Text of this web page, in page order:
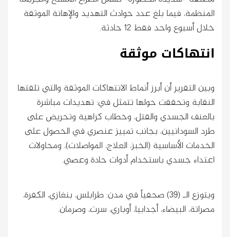
المنظمة، فيما بلغ عدد حوادث التهديد والإهانة الموثقة
خلال أسبوع واحد فقط 12 حادثة.
انتهاكات موثقة
وبين التقرير أن أبرز أنماط الانتهاكات الموثقة والتي تلقتها
النقابة وتحققت حولها تتمثل في: تهديدات مباشرة
بالعنف الجسدي والقتل، وخطاب كراهية وتحريض على
طرد السودانيين، بجانب تمييز عنصري في الحصول على
الخدمات الأساسية (الخبز، العلاج، المواصلات)، ومحاولات
اعتداء جسدي باستخدام أدوات حادة وعصي.
ويتوزع الـ (39) صحفياً في مدن: طرابلس، بنغازي، الكفرة،
مصراتة، البيضاء، أجدابيا، أوباري، سرت، وصرمان.